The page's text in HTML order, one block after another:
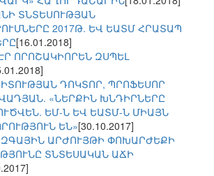
ՏՆՏԵՍՈՒԹՅԱՆ
2017Թ. ԵՎ ԵԱՏՄ ՀՐԱՏԱՊ
[16.01.2018]
ՈՐՈՇԱԿԻՈՐԵՆ ԶՍՊԵԼ
ԴՈԿՏՈՐ, ՊՐՈՖԵՍՈՐ
«ՆԵՐՔԻՆ ԽՆԴԻՐՆԵՐԸ
ԵՄ-Ն ԵՎ ԵԱՏՄ-Ն ՄԻԱՅՆ
ԵՆ»[30.10.2017]
ԱՐԺՈՒՅԹԻ ՓՈԽԱՐԺԵՔԻ
ՏՆՏԵՍԱԿԱՆ ԱՃԻ